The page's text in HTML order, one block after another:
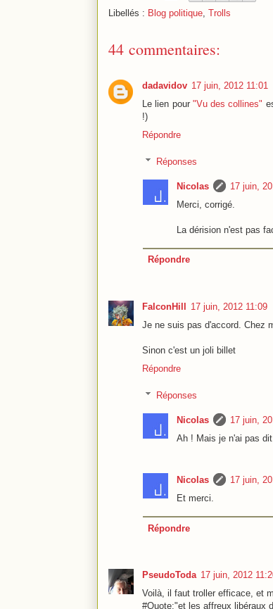
Libellés : Blog politique Trolls
44 commentaires:
dadavidov 17 juin, 2012 11:01
Le lien pour "Vu des collines"
!)
Répondre
Réponses
Nicolas
17 juin,
Merci, corrigé.
La dérision n'est pas
Répondre
FalconHill 17 juin, 2012 11:09
Je ne suis pas d'accord. Chez
Sinon c'est un joli billet
Répondre
Réponses
Nicolas
17 juin,
Ah ! Mais je n'ai pas
Nicolas
17 juin,
Et merci.
Répondre
PseudoToda 17 juin, 2012
Voilà, il faut troller efficace, et
#Quote:"et les affreux libéraux